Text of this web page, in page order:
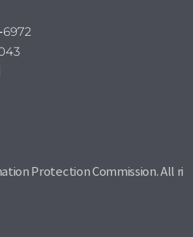
6972
Protection Commission. All ri